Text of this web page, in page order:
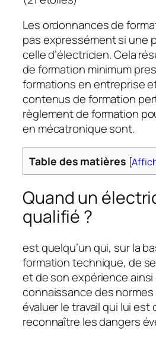
Les ordonnances de
pas expressément si une
celle d’électricien. Cela
de formation minimum
formations en entreprise
contenus de formation
règlement de formation
en mécatronique sont.
Table des matières [
Quand un
qualifié ?
est quelqu’un qui, sur la
formation technique, de
et de son expérience ainsi
connaissance des
évaluer le travail qui lui est
reconnaître les dangers